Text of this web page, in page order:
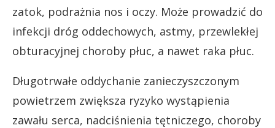
zatok, podrażnia nos i oczy. Może prowadzić do
infekcji dróg oddechowych, astmy, przewlekłej
obturacyjnej choroby płuc, a nawet raka płuc.
Długotrwałe oddychanie zanieczyszczonym
powietrzem zwiększa ryzyko wystąpienia
zawału serca, nadciśnienia tętniczego, choroby